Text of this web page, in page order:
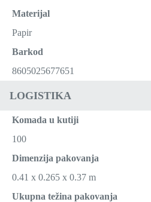
Materijal
Papir
Barkod
8605025677651
LOGISTIKA
Komada u kutiji
100
Dimenzija pakovanja
0.41 x 0.265 x 0.37 m
Ukupna težina pakovanja